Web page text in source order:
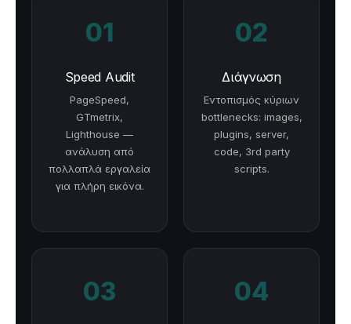
01
Speed Audit
PageSpeed,
GTmetrix,
Lighthouse —
ανάλυση από
πολλαπλά εργαλεία
για πλήρη εικόνα.
02
Διάγνωση
Εντοπισμός κύριων
bottlenecks: images,
plugins, server,
code, 3rd party
scripts.
03 04